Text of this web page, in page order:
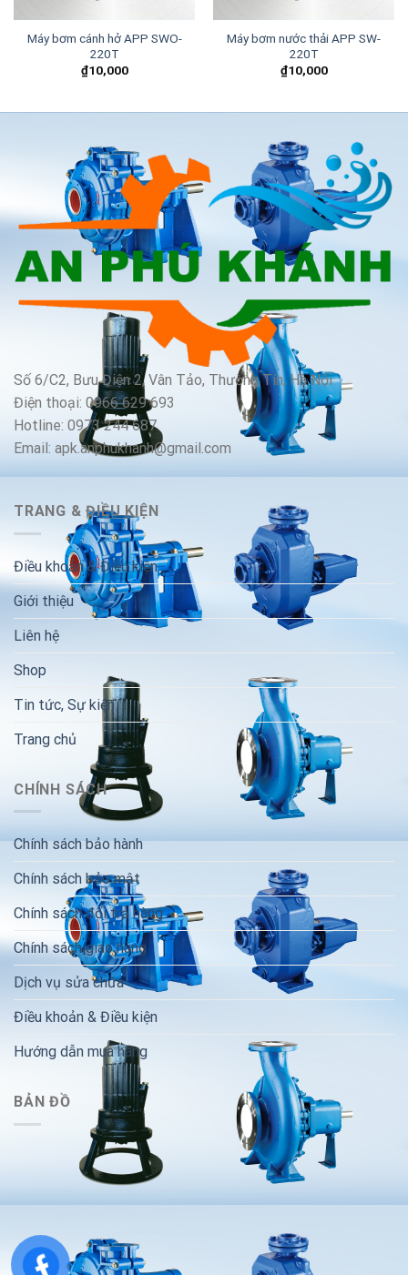
Máy bơm cánh hở APP SWO-
220T
₫10,000
Máy bơm nước thải APP SW-
220T
₫10,000
Số 6/C2, Bưu Điện 2, Vân Tảo, Thường Tín, Hà Nội
Điện thoại: 0966 629 693
Hotline: 0973 244 687
Email: apk.anphukhanh@gmail.com
TRANG & ĐIỀU KIỆN
Điều khoản & Điều kiện
Giới thiệu
Liên hệ
Shop
Tin tức, Sự kiện
Trang chủ
CHÍNH SÁCH
Chính sách bảo hành
Chính sách bảo mật
Chính sách đổi trả hàng
Chính sách giao hàng
Dịch vụ sửa chữa
Điều khoản & Điều kiện
Hướng dẫn mua hàng
BẢN ĐỒ